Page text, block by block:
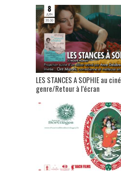
LES STANCES A SOPHIE au
genre/Retour à l’écran